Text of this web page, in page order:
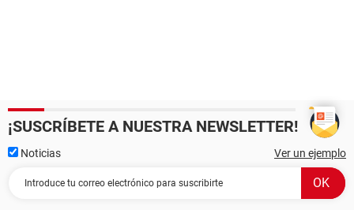
¡SUSCRÍBETE A NUESTRA NEWSLETTER!
Noticias Ver un ejemplo